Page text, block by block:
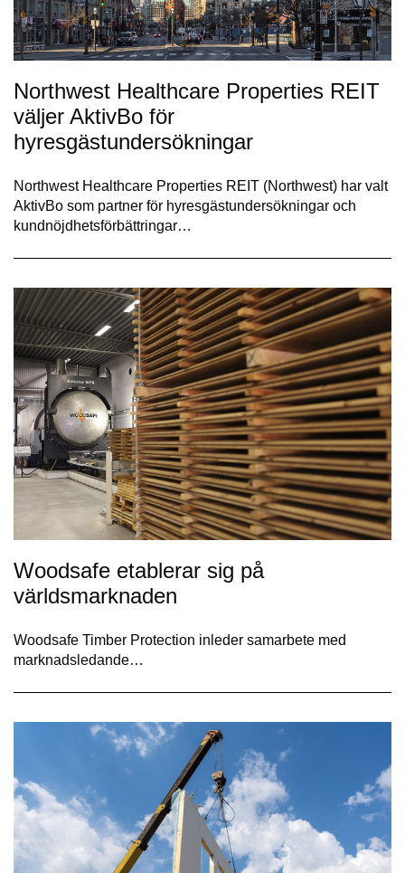
Northwest Healthcare Properties REIT
väljer AktivBo för
hyresgästundersökningar
Northwest Healthcare Properties REIT (Northwest) har valt
AktivBo som partner för hyresgästundersökningar och
kundnöjdhetsförbättringar…
Woodsafe etablerar sig på
världsmarknaden
Woodsafe Timber Protection inleder samarbete med
marknadsledande…